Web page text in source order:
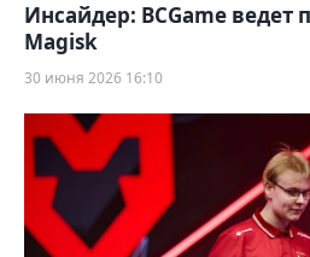
Инсайдер: BCGame ведет
Magisk
30 июня 2026 16:10